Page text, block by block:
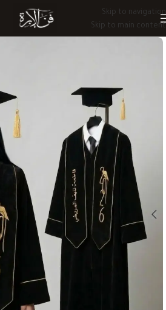
Skip to navigation
Skip to main content